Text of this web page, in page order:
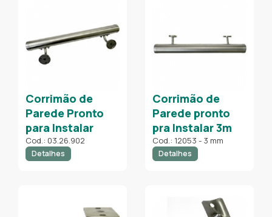
Corrimão de
Parede Pronto
para Instalar
Cod.: 03.26.902
Detalhes
Corrimão de
Parede pronto
pra Instalar 3m
Cod.: 12053 - 3 mm
Detalhes